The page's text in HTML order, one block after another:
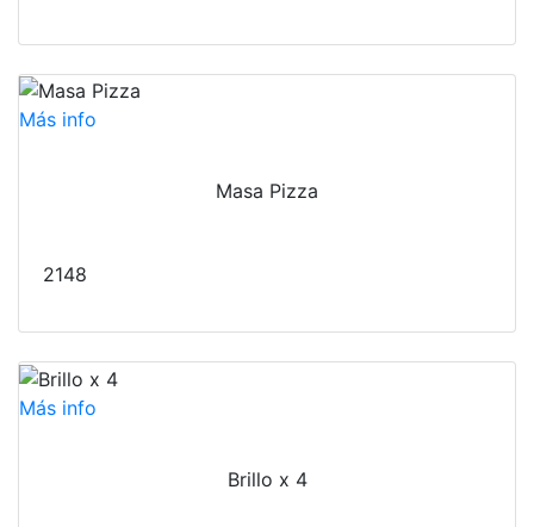
Más info
Masa Pizza
2148
Más info
Brillo x 4